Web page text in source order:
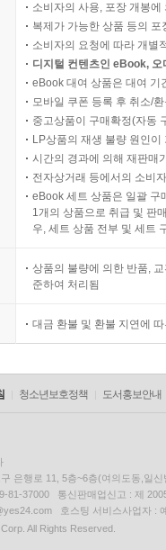
소비자의 사용, 포장 개봉
복제가 가능한 상품 등의
소비자의 요청에 따라 개별
디지털 컨텐츠인 eBook,
eBook 대여 상품은 대여 기
모바일 쿠폰 등록 후 취소/
중고상품이 구매확정(자동
LP상품의 재생 불량 원인
시간의 경과에 의해 재판매
전자상거래 등에서의 소비
eBook 세트 상품은 일괄 구
1개의 상품으로 취급 및 판
우, 세트 상품 전부 및 세트
상품의 불량에 의한 반품,
준하여 처리됨
대금 환불 및 환불 지연에
청소년보호정책 도서홍보안내
은행로 11, 5층~6층(여의도동,일신
81-37000 통신판매업신고 : 제
호스팅 서비스사업자 :
All Rights Reserved.